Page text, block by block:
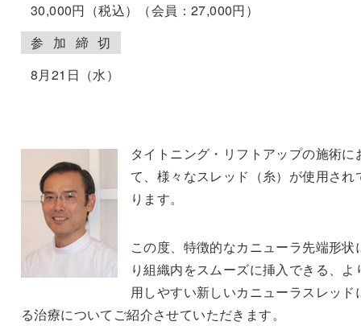
30,000円（税込）（会員：27,000円）
参
加 締 切
8月21日（水）
タイトニング・リフトアップの施術に
て、様々なスレッド（糸）が使用され
ります。
この度、特徴的なカニューラ先端形状
り組織内をスムーズに挿入できる、よ
用しやすい新しいカニューラスレッド
る治療についてご紹介させていただきます。